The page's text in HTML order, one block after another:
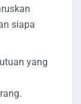
siapa
yang